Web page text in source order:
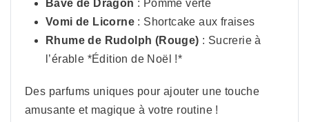
Bave de Dragon : Pomme verte
Vomi de Licorne : Shortcake aux fraises
Rhume de Rudolph (Rouge) : Sucrerie à
l’érable *Édition de Noël !*
Des parfums uniques pour ajouter une touche
amusante et magique à votre routine !